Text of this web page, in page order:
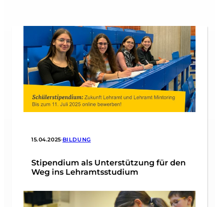
15.04.2025•BILDUNG
Stipendium als Unterstützung für den
Weg ins Lehramtsstudium